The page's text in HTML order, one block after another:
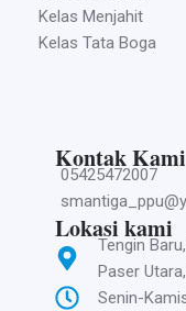
Kelas Menjahit
Kelas Tata Boga
Kontak Kami
05425472007
Lokasi kami
Tengin
Paser
Senin-